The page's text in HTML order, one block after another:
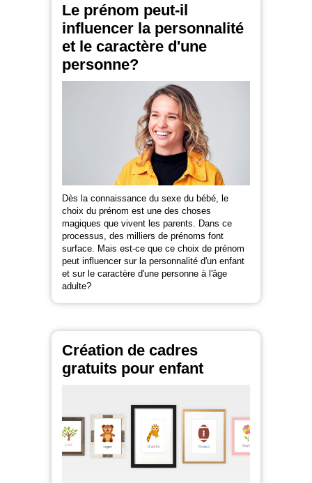
Le prénom peut-il
influencer la personnalité
et le caractère d'une
personne?
Dès la connaissance du sexe du bébé, le
choix du prénom est une des choses
magiques que vivent les parents. Dans ce
processus, des milliers de prénoms font
surface. Mais est-ce que ce choix de prénom
peut influencer sur la personnalité d'un enfant
et sur le caractère d'une personne à l'âge
adulte?
Création de cadres
gratuits pour enfant